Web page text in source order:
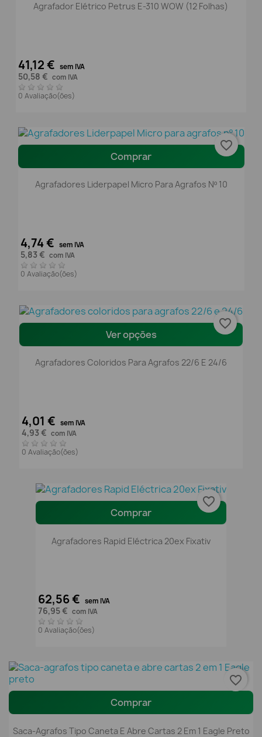
Agrafador Elétrico Petrus E-310 WOW (12 Folhas)
41,12 € sem IVA
50,58 € com IVA
0 Avaliação(ões)
Comprar
Agrafadores Liderpapel Micro Para Agrafos Nº 10
4,74 € sem IVA
5,83 € com IVA
0 Avaliação(ões)
favorite_border
Ver opções
Agrafadores Coloridos Para Agrafos 22/6 E 24/6
4,01 € sem IVA
4,93 € com IVA
0 Avaliação(ões)
favorite_border
Comprar
Agrafadores Rapid Eléctrica 20ex Fixativ
62,56 € sem IVA
76,95 € com IVA
0 Avaliação(ões)
favorite_border
Comprar
Saca-Agrafos Tipo Caneta E Abre Cartas 2 Em 1 Eagle Preto
favorite_border